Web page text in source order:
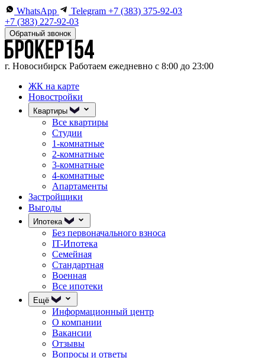
WhatsApp Telegram +7 (383) 375-92-03
+7 (383) 227-92-03
Обратный звонок
г. Новосибирск Работаем ежедневно с 8:00 до 23:00
ЖК на карте
Новостройки
Квартиры
Все квартиры
Студии
1-комнатные
2-комнатные
3-комнатные
4-комнатные
Апартаменты
Застройщики
Выгоды
Ипотека
Без первоначального взноса
IT-Ипотека
Семейная
Стандартная
Военная
Все ипотеки
Ещё
Информационный центр
О компании
Вакансии
Отзывы
Вопросы и ответы